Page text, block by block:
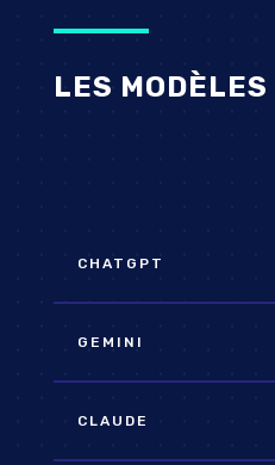
LES MODÈLES
CHATGPT
GEMINI
CLAUDE